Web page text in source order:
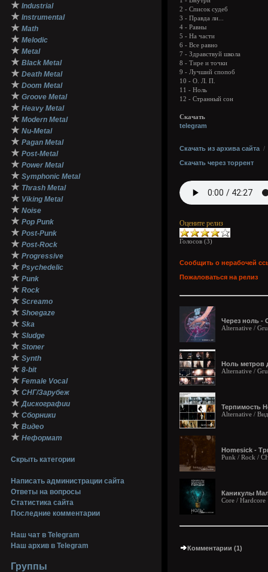
★ Industrial
★ Instrumental
★ Math
★ Melodic
★ Metal
★ Black Metal
★ Death Metal
★ Doom Metal
★ Groove Metal
★ Heavy Metal
★ Modern Metal
★ Nu-Metal
★ Pagan Metal
★ Post-Metal
★ Power Metal
★ Symphonic Metal
★ Thrash Metal
★ Viking Metal
★ Noise
★ Pop Punk
★ Post-Punk
★ Post-Rock
★ Progressive
★ Psychedelic
★ Punk
★ Rock
★ Screamo
★ Shoegaze
★ Ska
★ Sludge
★ Stoner
★ Synth
★ 8-bit
★ Female Vocal
★ СНГ/Зарубеж
★ Дискографии
★ Сборники
★ Видео
★ Неформат
Скрыть категории
Написать администрации сайта
Ответы на вопросы
Статистика сайта
Последние комментарии
Наш чат в Telegram
Наш архив в Telegram
Группы
2 - Список судеб
3 - Правда ли...
4 - Равны
5 - На части
6 - Все равно
7 - Здравствуй школа
8 - Тире и точки
9 - Лучший спопоб
10 - О. Л. П.
11 - Ноль
12 - Странный сон
Скачать
telegram
Скачать из архива сайта /
Скачать через торрент
Оцените релиз
Голосов (3)
Сообщить о нерабочей
Пожаловаться на релиз
Через ноль -
Alternative /
Ноль метров
Alternative /
Терпимость
Alternative /
Homesick -
Punk / Rock /
Каникулы
Core / Hardcore
Комментарии (1)